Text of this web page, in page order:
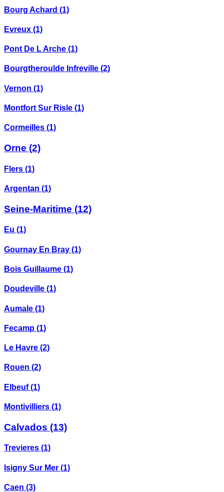
Bourg Achard (1)
Evreux (1)
Pont De L Arche (1)
Bourgtheroulde Infreville (2)
Vernon (1)
Montfort Sur Risle (1)
Cormeilles (1)
Orne (2)
Flers (1)
Argentan (1)
Seine-Maritime (12)
Eu (1)
Gournay En Bray (1)
Bois Guillaume (1)
Doudeville (1)
Aumale (1)
Fecamp (1)
Le Havre (2)
Rouen (2)
Elbeuf(1)
Montivilliers (1)
Calvados (13)
Trevieres (1)
Isigny Sur Mer (1)
Caen (3)